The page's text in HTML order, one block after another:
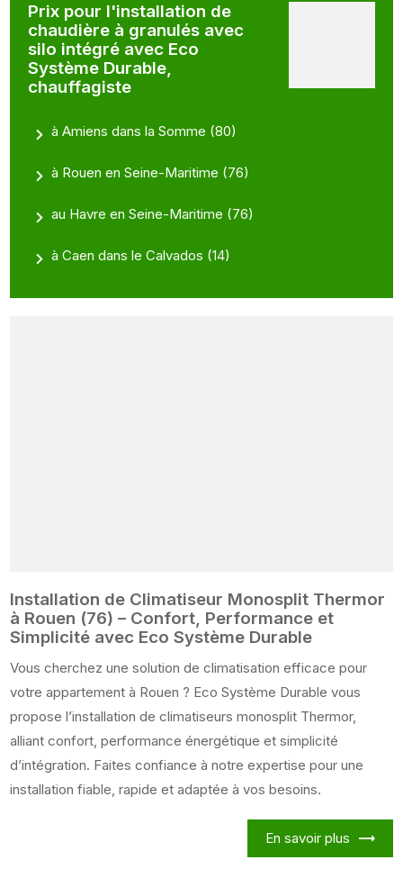
Prix pour l'installation de
chaudière à granulés avec
silo intégré avec Eco
Système Durable,
chauffagiste
à Amiens dans la Somme (80)
à Rouen en Seine-Maritime (76)
au Havre en Seine-Maritime (76)
à Caen dans le Calvados (14)
Installation de Climatiseur Monosplit Thermor
à Rouen (76) – Confort, Performance et
Simplicité avec Eco Système Durable
Vous cherchez une solution de climatisation efficace pour
votre appartement à Rouen ? Eco Système Durable vous
propose l’installation de climatiseurs monosplit Thermor,
alliant confort, performance énergétique et simplicité
d’intégration. Faites confiance à notre expertise pour une
installation fiable, rapide et adaptée à vos besoins.
En savoir plus